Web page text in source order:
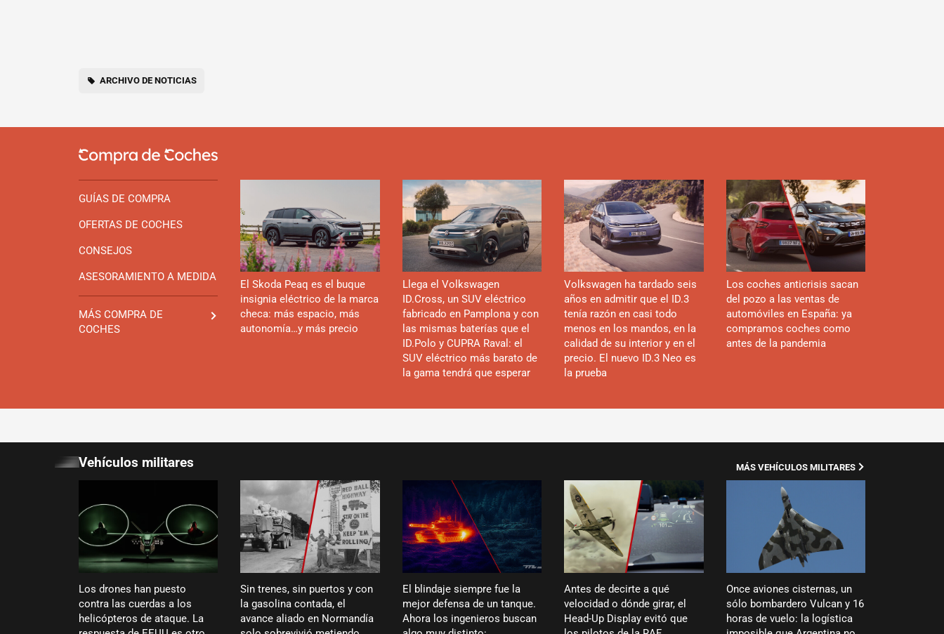
ARCHIVO DE NOTICIAS
GUÍAS DE COMPRA
OFERTAS DE COCHES
CONSEJOS
ASESORAMIENTO A MEDIDA
MÁS COMPRA DE
COCHES
El Skoda Peaq es el buque
insignia eléctrico de la marca
checa: más espacio, más
autonomía…y más precio
Llega el Volkswagen
ID.Cross, un SUV eléctrico
fabricado en Pamplona y con
las mismas baterías que el
ID.Polo y CUPRA Raval: el
SUV eléctrico más barato de
la gama tendrá que esperar
Volkswagen ha tardado seis
años en admitir que el ID.3
tenía razón en casi todo
menos en los mandos, en la
calidad de su interior y en el
precio. El nuevo ID.3 Neo es
la prueba
Los coches anticrisis sacan
del pozo a las ventas de
automóviles en España: ya
compramos coches como
antes de la pandemia
Vehículos militares
Los drones han puesto
contra las cuerdas a los
helicópteros de ataque. La
Sin trenes, sin puertos y con
la gasolina contada, el
avance aliado en Normandía
El blindaje siempre fue la
mejor defensa de un tanque.
Ahora los ingenieros buscan
Antes de decirte a qué
velocidad o dónde girar, el
Head-Up Display evitó que
Once aviones cisternas, un
sólo bombardero Vulcan y 16
horas de vuelo: la logística
MÁS VEHÍCULOS MILITARES